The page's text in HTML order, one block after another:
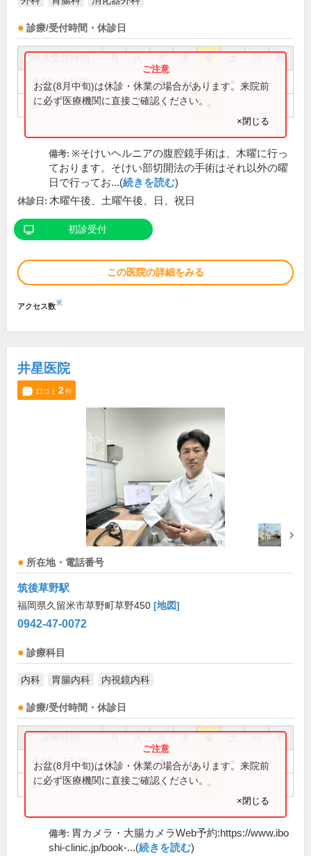
診療/受付時間・休診日
祝
9:00～12:30 ● ● ● ● ●
14:30～18:30 ● ● ●
お盆(8月中旬)は休診・休業の場合があります。来院前
に必ず医療機関に直接ご確認ください。
×閉じる
備考: ※そけいヘルニアの腹腔鏡手術は、木曜に行っ
ております。そけい部切開法の手術はそれ以外の曜
日で行ってお...(続きを読む)
休診日: 木曜午後、土曜午後、日、祝日
初診受付
この医院の詳細をみる
アクセス数※
井星医院
口コミ 2件
所在地・電話番号
筑後草野駅
福岡県久留米市草野町草野450 [地図]
0942-47-0072
診療科目
内科 胃腸内科 内視鏡内科
診療/受付時間・休診日
祝
9:00～12:30 ● ● ● ● ●
14:00～17:30 ● ● ●
お盆(8月中旬)は休診・休業の場合があります。来院前
に必ず医療機関に直接ご確認ください。
×閉じる
備考: 胃カメラ・大腸カメラWeb予約:https://www.ibo
shi-clinic.jp/book-...(続きを読む)